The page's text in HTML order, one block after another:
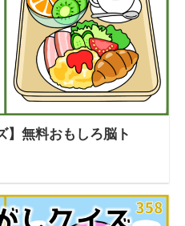
無料おもしろ脳ト